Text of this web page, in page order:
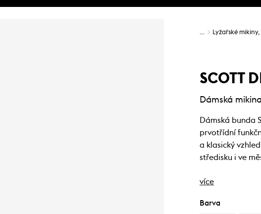
… Lyžařské
SCOTT
Dámská
Dámská bunda
prvotřídní
a klasický
středisku i ve
více
Barva